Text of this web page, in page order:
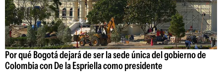
Por qué Bogotá dejará de ser la sede única del gobierno de
Colombia con De la Espriella como presidente